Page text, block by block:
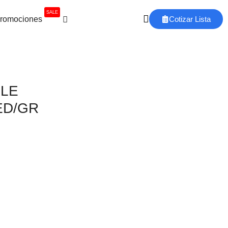
SALE
Cotizar Lista
GR